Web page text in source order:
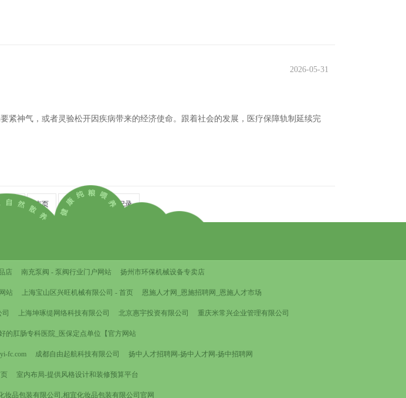
2026-05-31
神气，或者灵验松开因疾病带来的经济使命。跟着社会的发展，医疗保障轨制延续完
一页 末页 共 1829条记录
店 南充泵阀 - 泵阀行业门户网站 扬州市环保机械设备专卖店
站 上海宝山区兴旺机械有限公司 - 首页 恩施人才网_恩施招聘网_恩施人才市场
上海坤琢缇网络科技有限公司 北京惠宇投资有限公司 重庆米常兴企业管理有限公司
的肛肠专科医院_医保定点单位【官方网站
fc.com 成都自由起航科技有限公司 扬中人才招聘网-扬中人才网-扬中招聘网
室内布局-提供风格设计和装修预算平台
妆品包装有限公司,相宜化妆品包装有限公司官网